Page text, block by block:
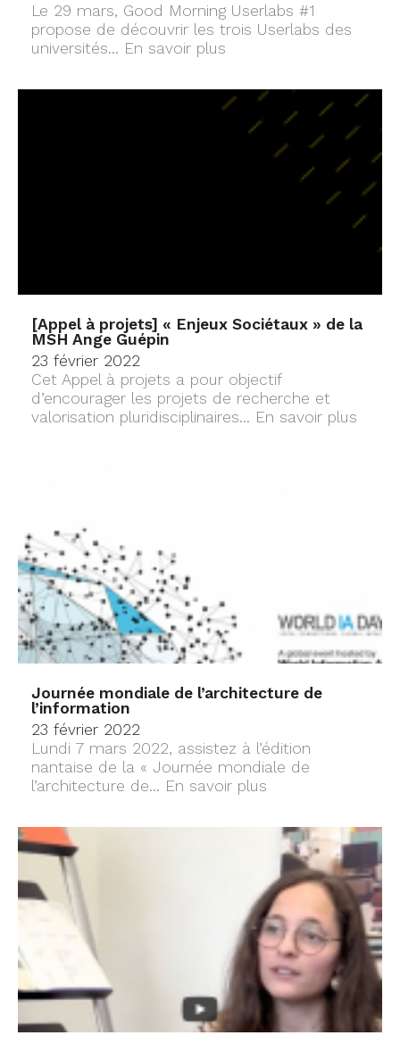
Le 29 mars, Good Morning Userlabs #1
propose de découvrir les trois Userlabs des
universités... En savoir plus
[Appel à projets] « Enjeux Sociétaux » de la
MSH Ange Guépin
23 février 2022
Cet Appel à projets a pour objectif
d’encourager les projets de recherche et
valorisation pluridisciplinaires... En savoir plus
Journée mondiale de l’architecture de
l’information
23 février 2022
Lundi 7 mars 2022, assistez à l’édition
nantaise de la « Journée mondiale de
l’architecture de... En savoir plus